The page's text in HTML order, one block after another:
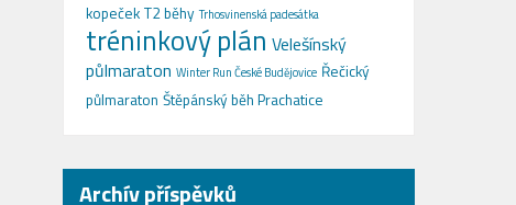
kopeček T2 běhy Trhosvinenská padesátka
tréninkový plán Velešínský
půlmaraton Winter Run České Budějovice Řečický
půlmaraton Štěpánský běh Prachatice
Archív příspěvků